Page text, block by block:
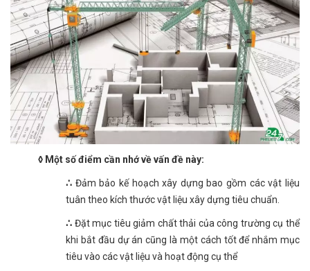
◊ Một số điểm cần nhớ về vấn đề này:
∴ Đảm bảo kế hoạch xây dựng bao gồm các vật liệu
tuân theo kích thước vật liệu xây dựng tiêu chuẩn.
∴ Đặt mục tiêu giảm chất thải của công trường cụ thể
khi bắt đầu dự án cũng là một cách tốt để nhắm mục
tiêu vào các vật liệu và hoạt động cụ thể